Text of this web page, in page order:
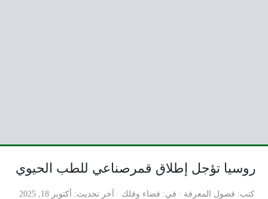
روسيا تؤجل إطلاق قمرصناعي للطب الحيوي
كتب فضول المعرفة في فضاء وفلك آخر تحديث أكتوبر 18, 2025